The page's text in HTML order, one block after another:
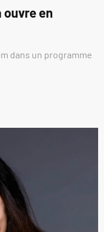
ouvre en
dans un programme